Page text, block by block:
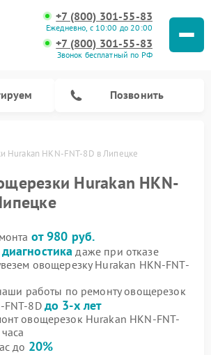
+7 (800) 301-55-83
Ежедневно, с 10:00 до 20:00
+7 (800) 301-55-83
Звонок бесплатный по РФ
Позвонить
Hurakan HKN-FNT-8D в Липецке
Hurakan HKN-
от 980 руб.
даже при отказе
овощерезку Hurakan HKN-FNT-
работы по ремонту овощерезок
FNT-8D до 3-х лет
овощерезок Hurakan HKN-FNT-
до 20%